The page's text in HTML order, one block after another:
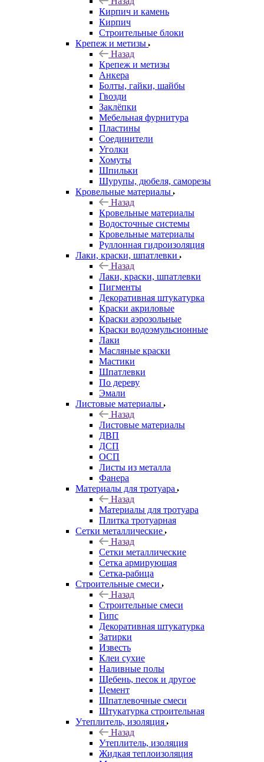
Кирпич и камень
Кирпич
Строительные блоки
Крепеж и метизы
Назад
Крепеж и метизы
Анкера
Болты, гайки, шайбы
Гвозди
Заклёпки
Мебельная фурнитура
Пластины
Соединители
Уголки
Хомуты
Шпильки
Шурупы, дюбеля, саморезы
Кровельные материалы
Назад
Кровельные материалы
Водосточные системы
Кровельные материалы
Руллонная гидроизоляция
Лаки, краски, шпатлевки
Назад
Лаки, краски, шпатлевки
Пигменты
Декоративная штукатурка
Краски акриловые
Краски аэрозольные
Краски водоэмульсионные
Лаки
Масляные краски
Мастики
Шпатлевки
По дереву
Эмали
Листовые материалы
Назад
Листовые материалы
ДВП
ДСП
ОСП
Листы из металла
Фанера
Материалы для тротуара
Назад
Материалы для тротуара
Плитка тротуарная
Сетки металлические
Назад
Сетки металлические
Сетка армирующая
Сетка-рабица
Строительные смеси
Назад
Строительные смеси
Гипс
Декоративная штукатурка
Затирки
Известь
Клеи сухие
Наливные полы
Щебень, песок и другое
Цемент
Шпатлевочные смеси
Штукатурка строительная
Утеплитель, изоляция
Назад
Утеплитель, изоляция
Жидкая теплоизоляция